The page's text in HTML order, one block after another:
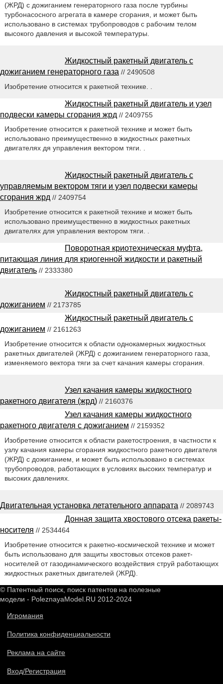
(ЖРД) с дожиганием генераторного газа после турбины
турбонасосного агрегата в камере сгорания, и может быть
использовано в системах трубопроводов с рабочим телом
высокого давления и высокой температуры.
Жидкостный ракетный двигатель с
дожиганием генераторного газа // 2490508
Изобретение относится к ракетной технике. .
Жидкостный ракетный двигатель и узел
подвески камеры сгорания жрд // 2409755
Изобретение относится к ракетной технике и может быть
использовано преимущественно в жидкостных ракетных
двигателях дя управления вектором тяги. .
Жидкостный ракетный двигатель с
управляемым вектором тяги и узел подвески камеры
сгорания жрд // 2409754
Изобретение относится к ракетной технике и может быть
использовано преимущественно в жидкостных ракетных
двигателях для управления вектором тяги. .
Поворотная криотехническая муфта,
питающая линия для криогенной жидкости и ракетный
двигатель // 2333380
Жидкостный ракетный двигатель с
дожиганием // 2173785
Жидкостный ракетный двигатель с
дожиганием // 2161263
Изобретение относится к области однокамерных жидкостных
ракетных двигателей (ЖРД) с дожиганием генераторного газа,
изменяемого вектора тяги за счет качания камеры сгорания.
Узел качания камеры жидкостного
ракетного двигателя (жрд) // 2160376
Узел качания камеры жидкостного
ракетного двигателя с дожиганием // 2159352
Изобретение относится к области ракетостроения, в частности к
узлу качания камеры сгорания жидкостного ракетного двигателя
(ЖРД) с дожиганием, и может быть использовано в системах
трубопроводов, работающих в условиях высоких температур и
высоких давлениях.
Двигательная установка летательного аппарата // 2089743
Донная защита хвостового отсека ракеты-
носителя // 2534464
Изобретение относится к ракетно-космической технике и может
быть использовано для защиты хвостовых отсеков ракет-
носителей от газодинамического воздействия струй работающих
жидкостных ракетных двигателей (ЖРД).
© Патентный поиск, поиск патентов на полезные
модели - PoleznayaModel.RU 2012-2024
Игромания
Политика конфиденциальности
Реклама на сайте
Вход/Регистрация